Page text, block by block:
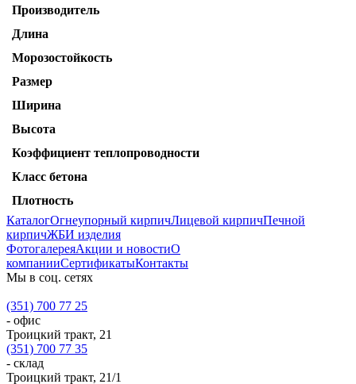
Производитель
Длина
Морозостойкость
Размер
Ширина
Высота
Коэффициент теплопроводности
Класс бетона
Плотность
КаталогОгнеупорный кирпичЛицевой кирпичПечной
кирпичЖБИ изделия
ФотогалереяАкции и новостиО
компанииСертификатыКонтакты
Мы в соц. сетях
(351) 700 77 25
- офис
Троицкий тракт, 21
(351) 700 77 35
- склад
Троицкий тракт, 21/1